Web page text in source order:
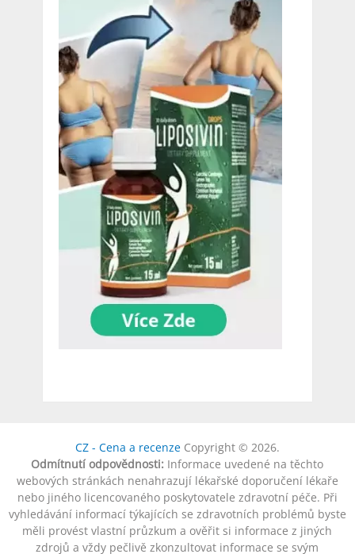
CZ - Cena a recenzeCopyright © 2026.
Odmítnutí odpovědnosti: Informace uvedené na těchto
webových stránkách nenahrazují lékařské doporučení lékaře
nebo jiného licencovaného poskytovatele zdravotní péče. Při
vyhledávání informací týkajících se zdravotních problémů byste
měli provést vlastní průzkum a ověřit si informace z jiných
zdrojů a vždy pečlivě zkonzultovat informace se svým